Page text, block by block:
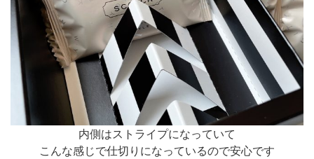
内側はストライプになっていて
こんな感じで仕切りになっているので安心です